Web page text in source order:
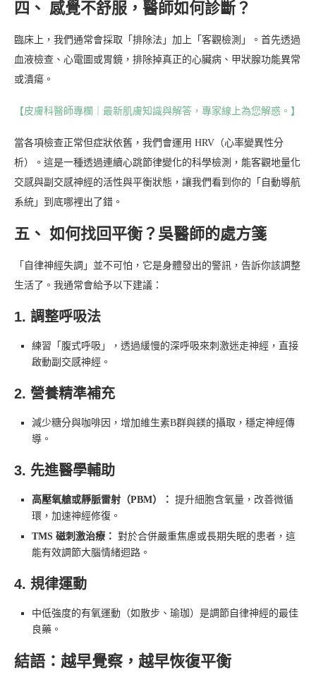
四、 感覺不舒服，醫師如何診斷？
臨床上，我們通常會採取「排除法」加上「客觀檢測」。首先透過
血液檢查、心電圖或胃鏡，排除掉真正的心臟病、甲狀腺功能異常
或潰瘍。
【皮膚科醫師專欄｜最新肌膚知識與解答，專家線上為您解惑。】
當各項檢查正常但症狀依舊，我們會運用 HRV（心率變異性分
析）。這是一種透過連續心跳節律變化的科學檢測，能客觀地量化
交感與副交感神經的活性與平衡狀態，讓我們看到你的「自動導航
系統」到底哪裡出了錯。
五、 如何找回平衡？吳醫師的處方箋
「自律神經失調」並不可怕，它是身體發出的警訊，告訴你該調整
生活了。我通常會給予以下建議：
1. 調整呼吸法
練習「腹式呼吸」，透過緩慢的深呼吸來刺激迷走神經，直接
啟動副交感神經。
2. 營養精準補充
減少糖分與咖啡因，增加維生素B群與鎂的攝取，穩定神經傳
導。
3. 先進醫學輔助
高壓氧艙或靜脈雷射（PBM）： 提升細胞含氧量，改善微循
環，加速神經修復。
TMS 磁刺激治療： 對於合併嚴重焦慮或長期失眠的患者，這
能有效調節大腦情緒迴路。
4. 規律運動
中低強度的有氧運動（如散步、瑜珈）是調節自律神經的最佳
良藥。
結語：越早覺察，越早恢復平衡